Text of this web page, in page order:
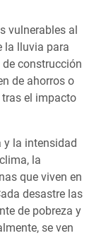
vulnerables al
la lluvia para
construcción
de ahorros o
tras el impacto
y la intensidad
la
que viven en
desastre las
de pobreza y
se ven